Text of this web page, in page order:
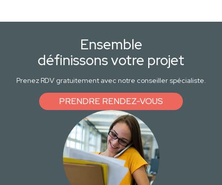
Ensemble
définissons votre projet
Prenez RDV gratuitement avec notre conseiller spécialiste.
PRENDRE RENDEZ-VOUS